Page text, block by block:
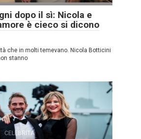
dopo il sì: Nicola e
è cieco si dicono
che in molti temevano. Nicola Botticini
stanno
CELEBRITÀ